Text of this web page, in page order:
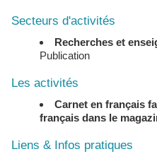
Secteurs d'activités
Recherches et
Publication
Les activités
Carnet en français facile : pour apprendre le
français dans le
Liens & Infos pratiques